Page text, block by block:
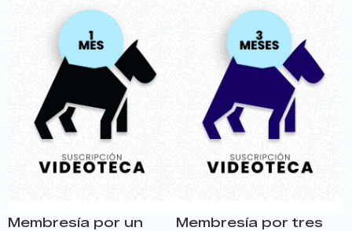
Membresía por un
Membresía por tres